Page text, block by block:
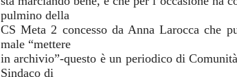
pulmino della
CS Meta 2 concesso da Anna Larocca che
male “mettere
in archivio”-questo è un periodico di
Sindaco di